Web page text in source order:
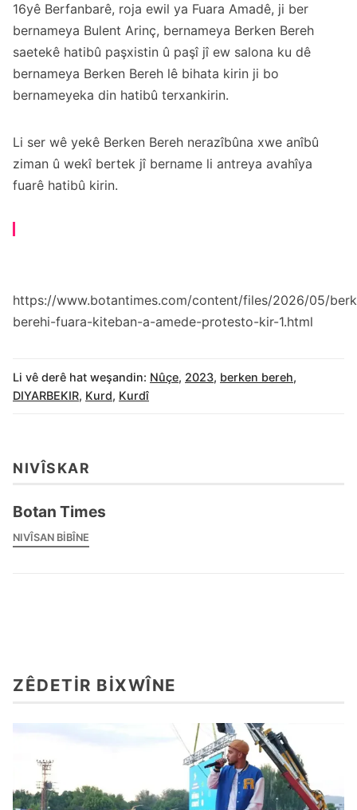
16yê Berfanbarê, roja ewil ya Fuara Amadê, ji ber
bernameya Bulent Arinç, bernameya Berken Bereh
saetekê hatibû paşxistin û paşî jî ew salona ku dê
bernameya Berken Bereh lê bihata kirin ji bo
bernameyeka din hatibû terxankirin.
Li ser wê yekê Berken Bereh nerazîbûna xwe anîbû
ziman û wekî bertek jî bername li antreya avahîya
fuarê hatibû kirin.
https://www.botantimes.com/content/files/2026/05/
berehi-fuara-kiteban-a-amede-protesto-kir-1.html
Li vê derê hat weşandin: Nûçe, 2023, berken bereh,
DIYARBEKIR, Kurd, Kurdî
NIVÎSKAR
Botan Times
NIVÎSAN BIBÎNE
ZÊDETIR BIXWÎNE